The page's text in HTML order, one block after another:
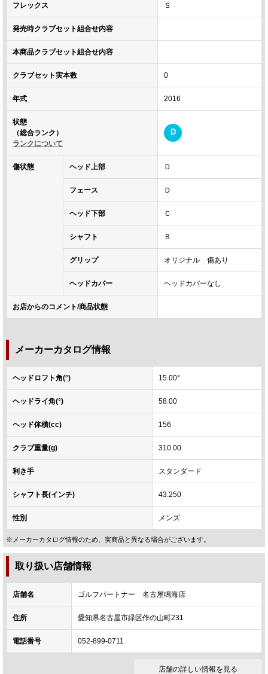
フレックス Ｓ
発売時クラブセット組合せ内容
本商品クラブセット組合せ内容
クラブセット実本数 0
年式 2016
状態
（総合ランク）
ランクについて
D
傷状態 ヘッド上部 Ｄ
フェース Ｄ
ヘッド下部 Ｃ
シャフト Ｂ
グリップ オリジナル 傷あり
ヘッドカバー ヘッドカバーなし
お店からのコメント/商品状態
メーカーカタログ情報
ヘッドロフト角(°) 15.00°
ヘッドライ角(°) 58.00
ヘッド体積(cc) 156
クラブ重量(g) 310.00
利き手 スタンダード
シャフト長(インチ) 43.250
性別 メンズ
※メーカーカタログ情報のため、実商品と異なる場合がございます。
取り扱い店舗情報
店舗名 ゴルフパートナー 名古屋鳴海店
住所 愛知県名古屋市緑区作の山町231
電話番号 052-899-0711
店舗の詳しい情報を見る